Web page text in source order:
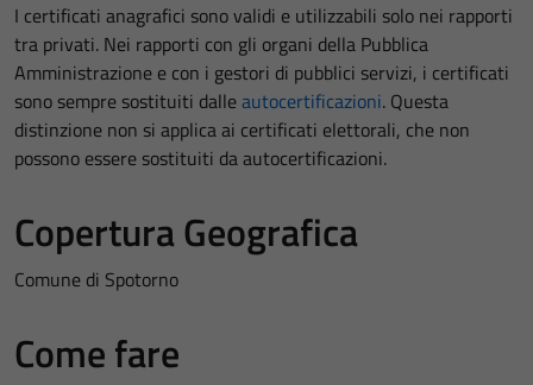
I certificati anagrafici sono validi e utilizzabili solo nei rapporti
tra privati. Nei rapporti con gli organi della Pubblica
Amministrazione e con i gestori di pubblici servizi, i certificati
sono sempre sostituiti dalleautocertificazioni. Questa
distinzione non si applica ai certificati elettorali, che non
possono essere sostituiti da autocertificazioni.
Copertura Geografica
Comune di Spotorno
Come fare